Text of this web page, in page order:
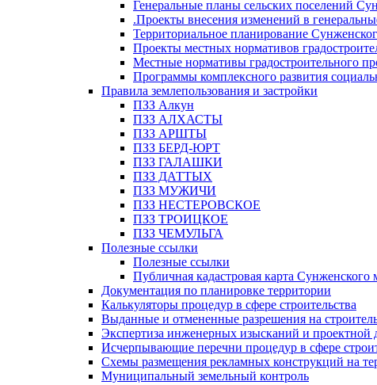
Генеральные планы сельских поселений
.Проекты внесения изменений в
Территориальное планирование
Проекты местных нормативов
Местные нормативы градостроительного
Программы комплексного развития
Правила землепользования и застройки
ПЗЗ Алкун
ПЗЗ АЛХАСТЫ
ПЗЗ АРШТЫ
ПЗЗ БЕРД-ЮРТ
ПЗЗ ГАЛАШКИ
ПЗЗ ДАТТЫХ
ПЗЗ МУЖИЧИ
ПЗЗ НЕСТЕРОВСКОЕ
ПЗЗ ТРОИЦКОЕ
ПЗЗ ЧЕМУЛЬГА
Полезные ссылки
Полезные ссылки
Публичная кадастровая карта
Документация по планировке территории
Калькуляторы процедур в сфере строительства
Выданные и отмененные разрешения на
Экспертиза инженерных изысканий и проектной
Исчерпывающие перечни процедур в сфере
Схемы размещения рекламных конструкций на
Муниципальный земельный контроль